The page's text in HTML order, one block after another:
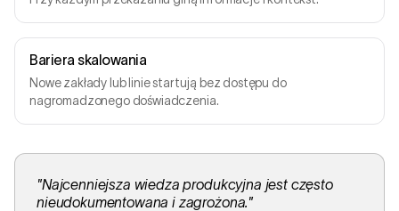
ZMIANA B
Bariera skalowania
Nowe zakłady lub linie startują bez dostępu do
nagromadzonego doświadczenia.
"Najcenniejsza wiedza produkcyjna jest często
nieudokumentowana i zagrożona."